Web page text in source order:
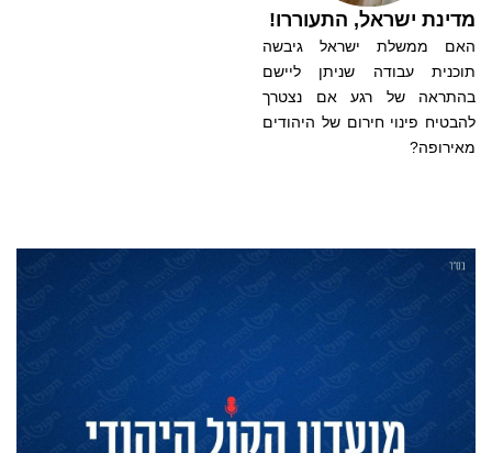
מדינת ישראל, התעוררו!
האם ממשלת ישראל גיבשה
תוכנית עבודה שניתן ליישם
בהתראה של רגע אם נצטרך
להבטיח פינוי חירום של היהודים
מאירופה?